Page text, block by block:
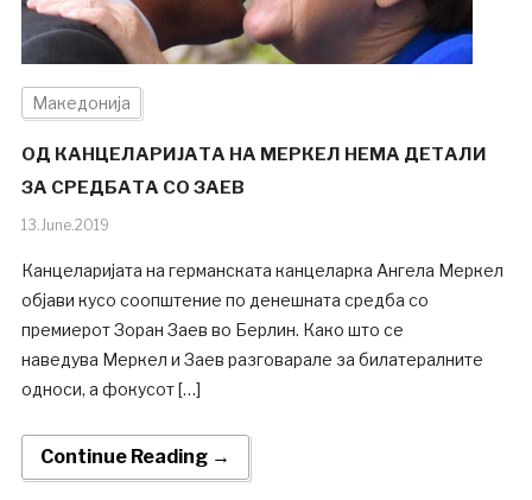
Македонија
ОД КАНЦЕЛАРИЈАТА НА МЕРКЕЛ НЕМА ДЕТАЛИ
ЗА СРЕДБАТА СО ЗАЕВ
13.June.2019
Канцеларијата на германската канцеларка Ангела Меркел
објави кусо соопштение по денешната средба со
премиерот Зоран Заев во Берлин. Како што се
наведува Меркел и Заев разговарале за билатералните
односи, а фокусот […]
Continue Reading →